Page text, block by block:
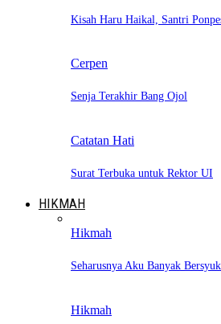
Kisah Haru Haikal, Santri
Cerpen
Senja Terakhir Bang Ojol
Catatan Hati
Surat Terbuka untuk Rektor UI
HIKMAH
Hikmah
Seharusnya Aku Banyak
Hikmah